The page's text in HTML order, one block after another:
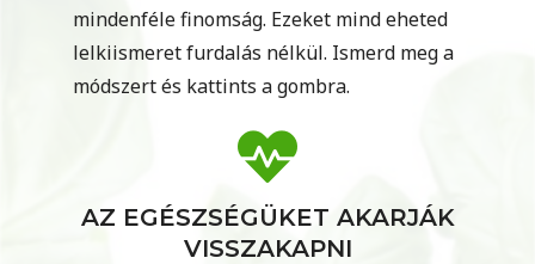
mindenféle finomság. Ezeket mind eheted
lelkiismeret furdalás nélkül. Ismerd meg a
módszert és kattints a gombra.
AZ EGÉSZSÉGÜKET AKARJÁK
VISSZAKAPNI